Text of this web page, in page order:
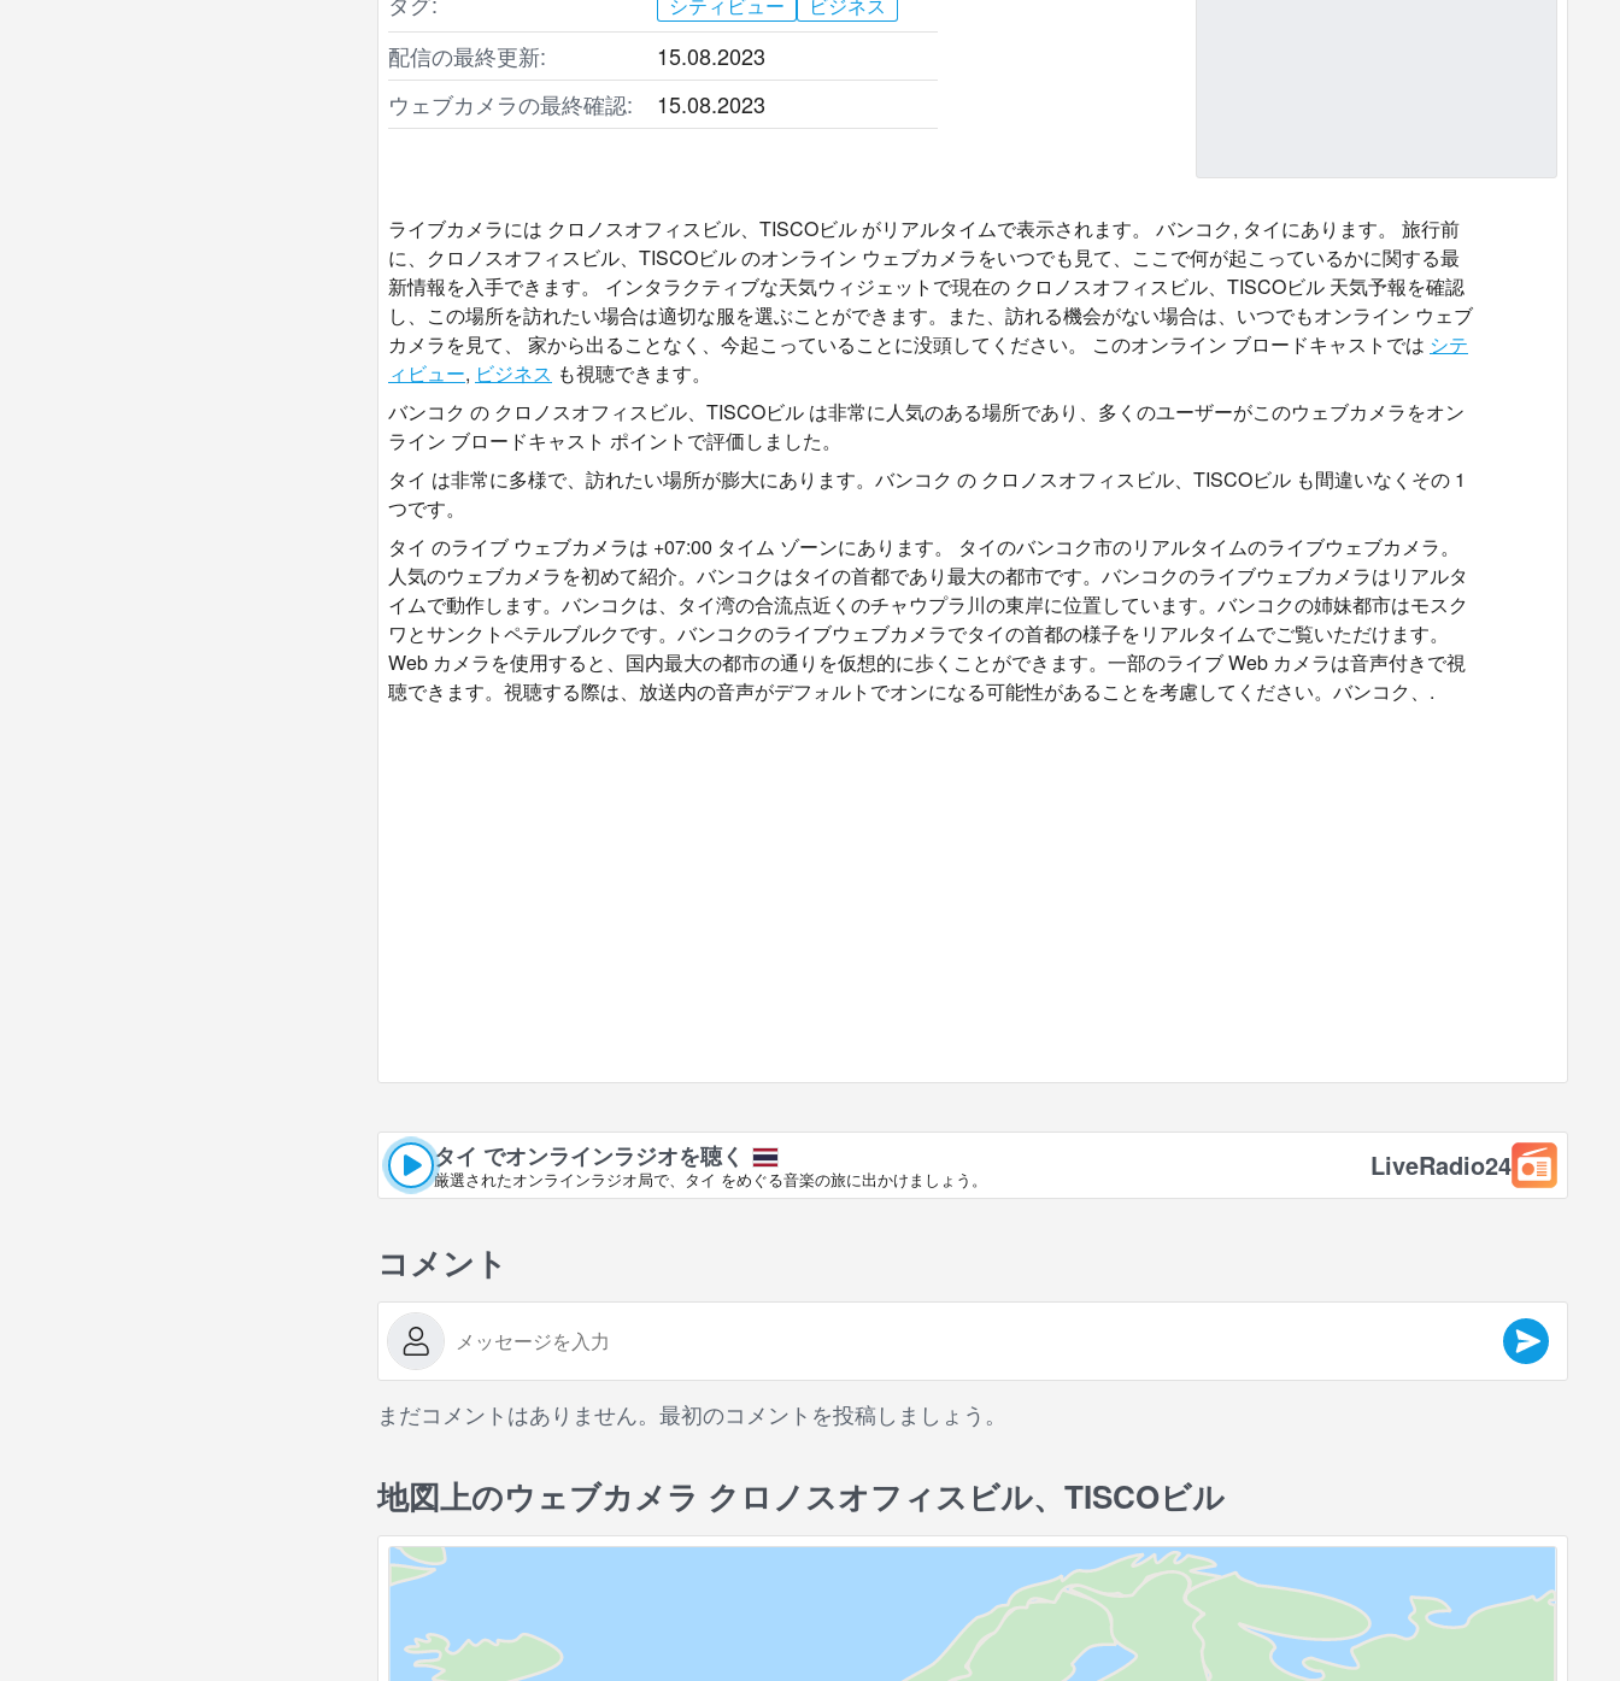
配信の最終更新:
15.08.2023
ウェブカメラの最終確認:
15.08.2023
ライブカメラには クロノスオフィスビル、TISCOビル がリアルタイムで表示されます。 バンコク, タイにあります。 旅行前
に、クロノスオフィスビル、TISCOビル のオンライン ウェブカメラをいつでも見て、ここで何が起こっているかに関する最
新情報を入手できます。 インタラクティブな天気ウィジェットで現在の クロノスオフィスビル、TISCOビル 天気予報を確認
し、この場所を訪れたい場合は適切な服を選ぶことができます。また、訪れる機会がない場合は、いつでもオンライン ウェブ
カメラを見て、 家から出ることなく、今起こっていることに没頭してください。 このオンライン ブロードキャストでは シテ
ィビュー, ビジネス も視聴できます。
バンコク の クロノスオフィスビル、TISCOビル は非常に人気のある場所であり、多くのユーザーがこのウェブカメラをオン
ライン ブロードキャスト ポイントで評価しました。
タイ は非常に多様で、訪れたい場所が膨大にあります。バンコク の クロノスオフィスビル、TISCOビル も間違いなくその 1
つです。
タイ のライブ ウェブカメラは +07:00 タイム ゾーンにあります。 タイのバンコク市のリアルタイムのライブウェブカメラ。
人気のウェブカメラを初めて紹介。バンコクはタイの首都であり最大の都市です。バンコクのライブウェブカメラはリアルタ
イムで動作します。バンコクは、タイ湾の合流点近くのチャウプラ川の東岸に位置しています。バンコクの姉妹都市はモスク
ワとサンクトペテルブルクです。バンコクのライブウェブカメラでタイの首都の様子をリアルタイムでご覧いただけます。
Web カメラを使用すると、国内最大の都市の通りを仮想的に歩くことができます。一部のライブ Web カメラは音声付きで視
聴できます。視聴する際は、放送内の音声がデフォルトでオンになる可能性があることを考慮してください。バンコク、.
タイ でオンラインラジオを聴く
厳選されたオンラインラジオ局で、タイ をめぐる音楽の旅に出かけましょう。 LiveRadio24
コメント
まだコメントはありません。最初のコメントを投稿しましょう。
地図上のウェブカメラ クロノスオフィスビル、TISCOビル